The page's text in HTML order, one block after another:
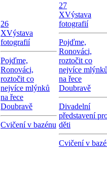
26
XVýstava
fotografií
Pojďme,
Ronováci,
roztočit co
nejvíce mlýnků
na řece
Doubravě
Cvičení v bazénu
27
XVýstava
fotografií
Pojďme,
Ronováci,
roztočit co
nejvíce
na řece
Doubravě
Divadelní
představení
děti
Cvičení v